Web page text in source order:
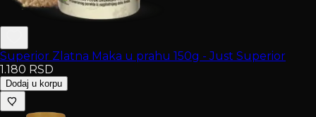
Superior Zlatna Maka u prahu 150g - Just Superior
1.180 RSD
Dodaj u korpu